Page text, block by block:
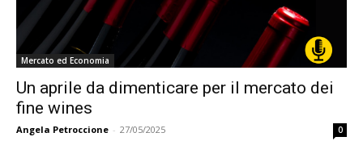
Mercato ed Economia
Un aprile da dimenticare per il mercato dei
fine wines
Angela Petroccione - 27/05/2025 0